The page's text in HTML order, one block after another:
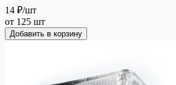
14 ₽/шт
от 125 шт
Добавить в корзину